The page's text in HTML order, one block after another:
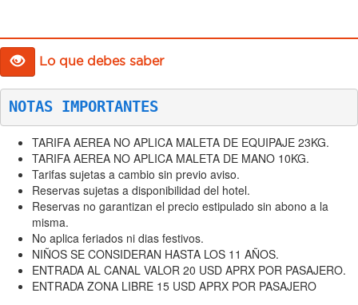
Lo que debes saber
NOTAS IMPORTANTES
TARIFA AEREA NO APLICA MALETA DE EQUIPAJE 23KG.
TARIFA AEREA NO APLICA MALETA DE MANO 10KG.
Tarifas sujetas a cambio sin previo aviso.
Reservas sujetas a disponibilidad del hotel.
Reservas no garantizan el precio estipulado sin abono a la
misma.
No aplica feriados ni dias festivos.
NIÑOS SE CONSIDERAN HASTA LOS 11 AÑOS.
ENTRADA AL CANAL VALOR 20 USD APRX POR PASAJERO.
ENTRADA ZONA LIBRE 15 USD APRX POR PASAJERO